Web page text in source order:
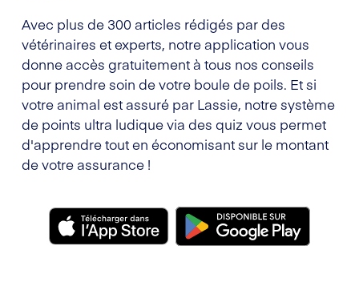
Avec plus de 300 articles rédigés par des
vétérinaires et experts, notre application vous
donne accès gratuitement à tous nos conseils
pour prendre soin de votre boule de poils. Et si
votre animal est assuré par Lassie, notre système
de points ultra ludique via des quiz vous permet
d'apprendre tout en économisant sur le montant
de votre assurance !